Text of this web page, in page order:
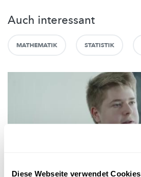
Diese Webseite verwendet Cookies
Auch interessant
MATHEMATIK STATISTIK